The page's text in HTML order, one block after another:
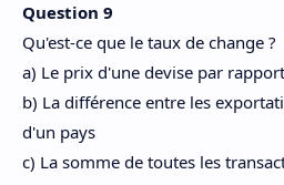
Question 9
Qu'est-ce que le taux de change ?
a) Le prix d'une devise par
b) La différence entre les
d'un pays
c) La somme de toutes les